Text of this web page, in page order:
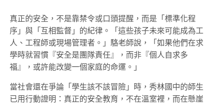
真正的安全，不是靠禁令或口頭提醒，而是「標準化程
序」與「互相監督」的紀律。「這些孩子未來可能成為工
人、工程師或現場管理者。」駱老師說，「如果他們在求
學時就習慣『安全是團隊責任』，而非『個人自求多
福』，或許能改變一個家庭的命運。」
當社會還在爭論「學生該不該冒險」時，秀林國中的師生
已用行動證明：真正的安全教育，不在溫室裡，而在懸崖